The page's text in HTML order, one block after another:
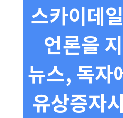
스카이데
언론을
뉴스, 독자
유상증자